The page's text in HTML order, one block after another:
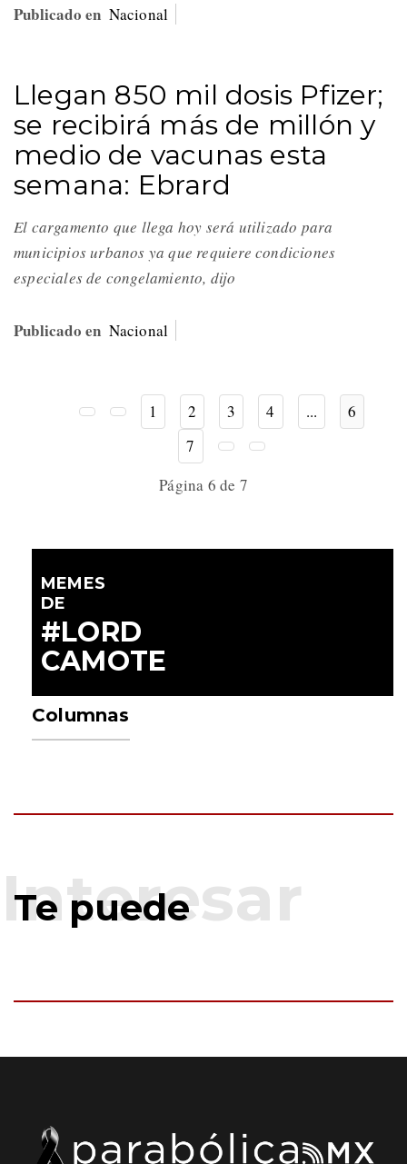
Publicado en Nacional
Llegan 850 mil dosis Pfizer;
se recibirá más de millón y
medio de vacunas esta
semana: Ebrard
El cargamento que llega hoy será utilizado para
municipios urbanos ya que requiere condiciones
especiales de congelamiento, dijo
Publicado en Nacional
1 2 3 4 ...
6
7
Página 6 de 7
MEMES
DE
#LORD
CAMOTE
Columnas
Te puede